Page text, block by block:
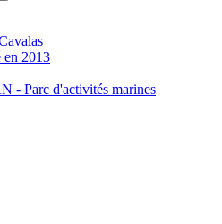
en 2013
- Parc d'activités marines